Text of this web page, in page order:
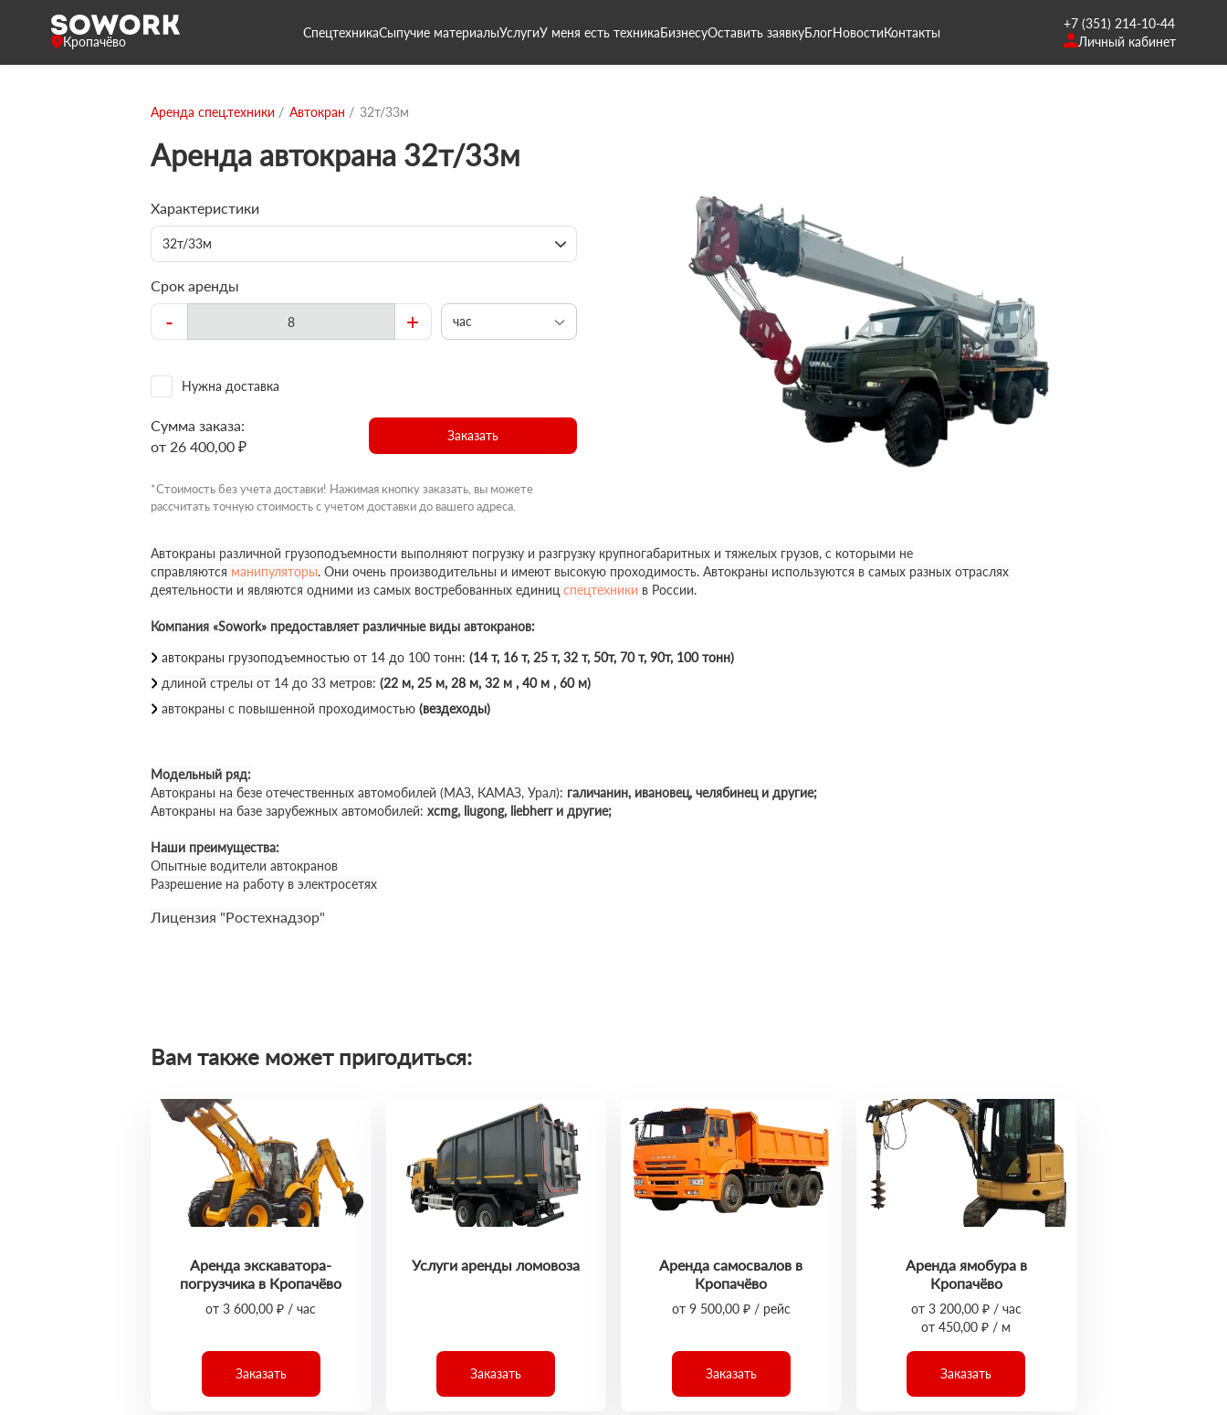
Кропачёво
СпецтехникаСыпучие материалыУслугиУ меня есть техникаБизнесуОставить заявкуБлогНовостиКонтакты
+7 (351) 214-10-44
Личный кабинет
Аренда спец.техники Автокран 32т/33м
Аренда автокрана 32т/33м
Характеристики
32т/33м
Срок аренды
- + час
Нужна доставка
Сумма заказа:
от 26 400,00 ₽
Заказать
*Стоимость без учета доставки! Нажимая кнопку заказать, вы можете
рассчитать точную стоимость с учетом доставки до вашего адреса.
Автокраны различной грузоподъемности выполняют погрузку и разгрузку крупногабаритных и тяжелых грузов, с которыми не
справляются манипуляторы. Они очень производительны и имеют высокую проходимость. Автокраны используются в самых разных отраслях
деятельности и являются одними из самых востребованных единиц спецтехники в России.
Компания «Sowork» предоставляет различные виды автокранов:
автокраны грузоподъемностью от 14 до 100 тонн: (14 т, 16 т, 25 т, 32 т, 50т, 70 т, 90т, 100 тонн)
длиной стрелы от 14 до 33 метров: (22 м, 25 м, 28 м, 32 м , 40 м , 60 м)
автокраны с повышенной проходимостью (вездеходы)
Модельный ряд:
Автокраны на безе отечественных автомобилей (МАЗ, КАМАЗ, Урал): галичанин, ивановец, челябинец и другие;
Автокраны на базе зарубежных автомобилей: xcmg, liugong, liebherr и другие;
Наши преимущества:
Опытные водители автокранов
Разрешение на работу в электросетях
Лицензия "Ростехнадзор"
Вам также может пригодиться:
Аренда экскаватора-
погрузчика в Кропачёво
от 3 600,00 ₽ / час
Заказать
Услуги аренды ломовоза
Заказать
Аренда самосвалов в
Кропачёво
от 9 500,00 ₽ / рейс
Заказать
Аренда ямобура в
Кропачёво
от 3 200,00 ₽ / час
от 450,00 ₽ / м
Заказать